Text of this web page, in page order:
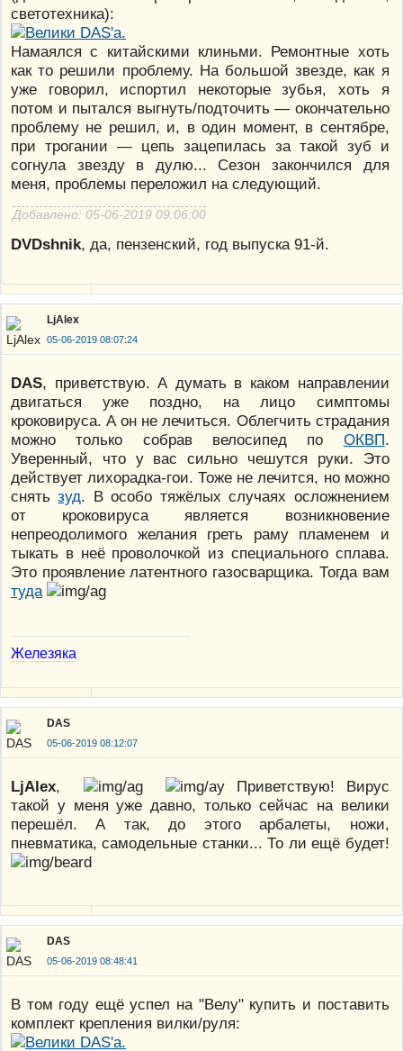
светотехника):
Намаялся с китайскими клиньми. Ремонтные хоть
как то решили проблему. На большой звезде, как я
уже говорил, испортил некоторые зубья, хоть я
потом и пытался выгнуть/подточить — окончательно
проблему не решил, и, в один момент, в сентябре,
при трогании — цепь зацепилась за такой зуб и
согнула звезду в дулю... Сезон закончился для
меня, проблемы переложил на следующий.
Добавлено: 05-06-2019 09:06:00
DVDshnik, да, пензенский, год выпуска 91-й.
LjAlex
05-06-2019 08:07:24
DAS, приветствую. А думать в каком направлении
двигаться уже поздно, на лицо симптомы
кроковируса. А он не лечиться. Облегчить страдания
можно только собрав велосипед по ОКВП.
Уверенный, что у вас сильно чешутся руки. Это
действует лихорадка-гои. Тоже не лечится, но можно
снятьзуд. В особо тяжёлых случаях осложнением
от кроковируса является возникновение
непреодолимого желания греть раму пламенем и
тыкать в неё проволочкой из специального сплава.
Это проявление латентного газосварщика. Тогда вам
туда
Железяка
DAS
05-06-2019 08:12:07
LjAlex,
Приветствую! Вирус
такой у меня уже давно, только сейчас на велики
перешёл. А так, до этого арбалеты, ножи,
пневматика, самодельные станки... То ли ещё будет!
DAS
05-06-2019 08:48:41
В том году ещё успел на "Велу" купить и поставить
комплект крепления вилки/руля: